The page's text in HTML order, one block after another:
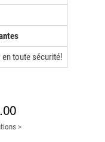
toute sécurité!
>